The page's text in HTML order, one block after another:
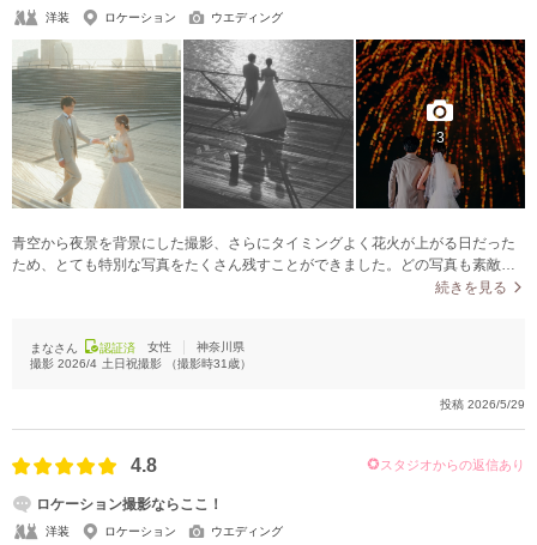
家族・友人と撮影 ペットと撮影
歴史的建造物での撮影 動画の作成 豊富なドレス
庭園での撮影
チャペルでの撮影
洋装 ロケーション ウエディング
3
青空から夜景を背景にした撮影、さらにタイミングよく花火が上がる日だった
ため、とても特別な写真をたくさん残すことができました。どの写真も素敵で
続きを見る
まなさん 認証済 女性
神奈川県
撮影 2026/4 土日祝撮影 （撮影時31歳）
投稿 2026/5/29
4.8 スタジオからの返信あり
ロケーション撮影ならここ！
洋装 ロケーション ウエディング